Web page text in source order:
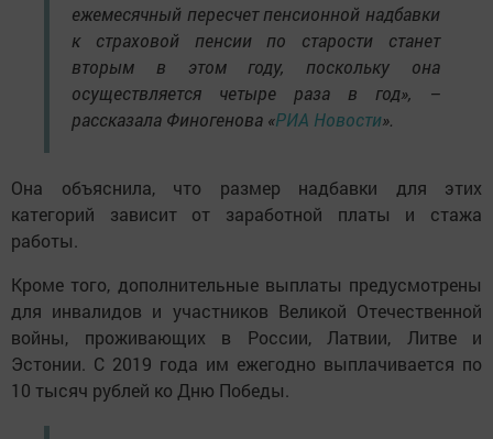
ежемесячный пересчет пенсионной надбавки
к страховой пенсии по старости станет
вторым в этом году, поскольку она
осуществляется четыре раза в год», –
рассказала Финогенова «РИА Новости».
Она объяснила, что размер надбавки для этих
категорий зависит от заработной платы и стажа
работы.
Кроме того, дополнительные выплаты предусмотрены
для инвалидов и участников Великой Отечественной
войны, проживающих в России, Латвии, Литве и
Эстонии. С 2019 года им ежегодно выплачивается по
10 тысяч рублей ко Дню Победы.